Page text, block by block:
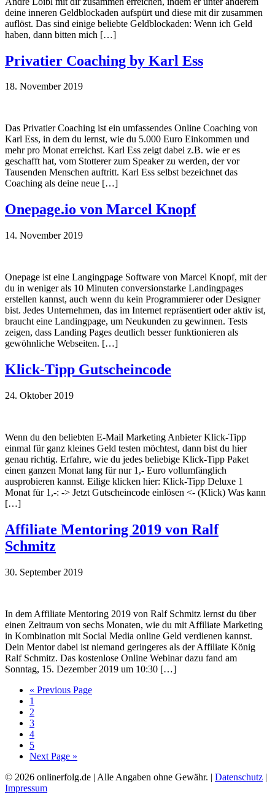
deine inneren Geldblockaden aufspürt und diese mit dir zusammen
auflöst. Das sind einige beliebte Geldblockaden: Wenn ich Geld
haben, dann bitten mich […]
Privatier Coaching by Karl Ess
18. November 2019
Das Privatier Coaching ist ein umfassendes Online Coaching von
Karl Ess, in dem du lernst, wie du 5.000 Euro Einkommen und
mehr pro Monat erreichst. Karl Ess zeigt dabei z.B. wie er es
geschafft hat, vom Stotterer zum Speaker zu werden, der vor
Tausenden Menschen auftritt. Karl Ess selbst bezeichnet das
Coaching als deine neue […]
Onepage.io von Marcel Knopf
14. November 2019
Onepage ist eine Langingpage Software von Marcel Knopf, mit der
du in weniger als 10 Minuten conversionstarke Landingpages
erstellen kannst, auch wenn du kein Programmierer oder Designer
bist. Jedes Unternehmen, das im Internet repräsentiert oder aktiv ist,
braucht eine Landingpage, um Neukunden zu gewinnen. Tests
zeigen, dass Landing Pages deutlich besser funktionieren als
gewöhnliche Webseiten. […]
Klick-Tipp Gutscheincode
24. Oktober 2019
Wenn du den beliebten E-Mail Marketing Anbieter Klick-Tipp
einmal für ganz kleines Geld testen möchtest, dann bist du hier
genau richtig. Erfahre, wie du jedes beliebige Klick-Tipp Paket
einen ganzen Monat lang für nur 1,- Euro vollumfänglich
ausprobieren kannst. Eilige klicken hier: Klick-Tipp Deluxe 1
Monat für 1,-: -> Jetzt Gutscheincode einlösen <- (Klick) Was kann
[…]
Affiliate Mentoring 2019 von Ralf
Schmitz
30. September 2019
In dem Affiliate Mentoring 2019 von Ralf Schmitz lernst du über
einen Zeitraum von sechs Monaten, wie du mit Affiliate Marketing
in Kombination mit Social Media online Geld verdienen kannst.
Dein Mentor dabei ist niemand geringeres als der Affiliate König
Ralf Schmitz. Das kostenlose Online Webinar dazu fand am
Sonntag, 15. Dezember 2019 um 10:30 […]
« Go
Previous Page
Page
1
Page
2
Page
3
Page
4
Page
5
Go
Next Page »
© 2026 onlinerfolg.de | Alle Angaben ohne Gewähr. | Datenschutz |
Impressum